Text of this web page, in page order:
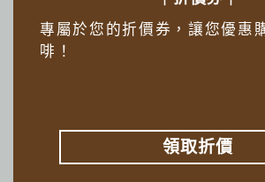
專屬於您的折價券，讓您優惠
啡！
領取折價